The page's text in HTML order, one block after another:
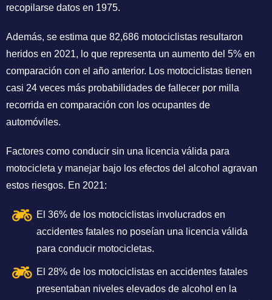
recopilarse datos en 1975.
Además, se estima que 82,686 motociclistas resultaron
heridos en 2021, lo que representa un aumento del 5% en
comparación con el año anterior. Los motociclistas tienen
casi 24 veces más probabilidades de fallecer por milla
recorrida en comparación con los ocupantes de
automóviles.
Factores como conducir sin una licencia válida para
motocicleta y manejar bajo los efectos del alcohol agravan
estos riesgos. En 2021:
El 36% de los motociclistas involucrados en
accidentes fatales no poseían una licencia válida
para conducir motocicletas.
El 28% de los motociclistas en accidentes fatales
presentaban niveles elevados de alcohol en la